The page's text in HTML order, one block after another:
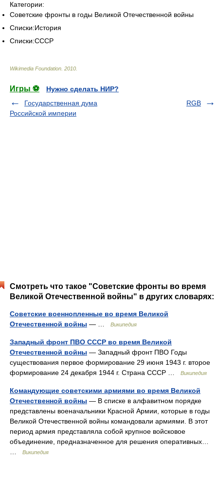
Категории:
Советские фронты в годы Великой Отечественной войны
Списки:История
Списки:СССР
Wikimedia Foundation 2010
Игры ⚽
Нужно сделать НИР?
Государственная дума
Российской империи
RGB
Смотреть что такое "Советские фронты во время
Великой Отечественной войны" в других словарях:
Советские военнопленные во время Великой
Отечественной войны — … Википедия
Западный фронт ПВО СССР во время Великой
Отечественной войны — Западный фронт ПВО Годы
существования первое формирование 29 июня 1943 г. второе
формирование 24 декабря 1944 г. Страна СССР …
Википедия
Командующие советскими армиями во время Великой
Отечественной войны — В списке в алфавитном порядке
представлены военачальники Красной Армии, которые в годы
Великой Отечественной войны командовали армиями. В этот
период армия представляла собой крупное войсковое
объединение, предназначенное для решения оперативных…
Википедия